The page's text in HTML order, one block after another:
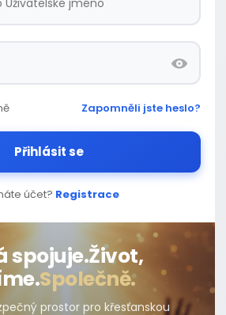
Zapomněli jste heslo?
Přihlásit se
účet? Registrace
spojuje.Život,
Společně.
prostor pro křesťanskou